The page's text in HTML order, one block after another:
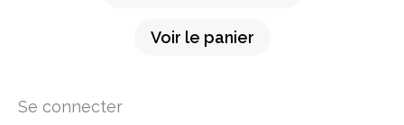
Voir le panier
Se connecter